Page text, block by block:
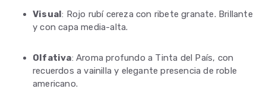
Visual: Rojo rubí cereza con ribete granate. Brillante
y con capa media-alta.
Olfativa: Aroma profundo a Tinta del País, con
recuerdos a vainilla y elegante presencia de roble
americano.